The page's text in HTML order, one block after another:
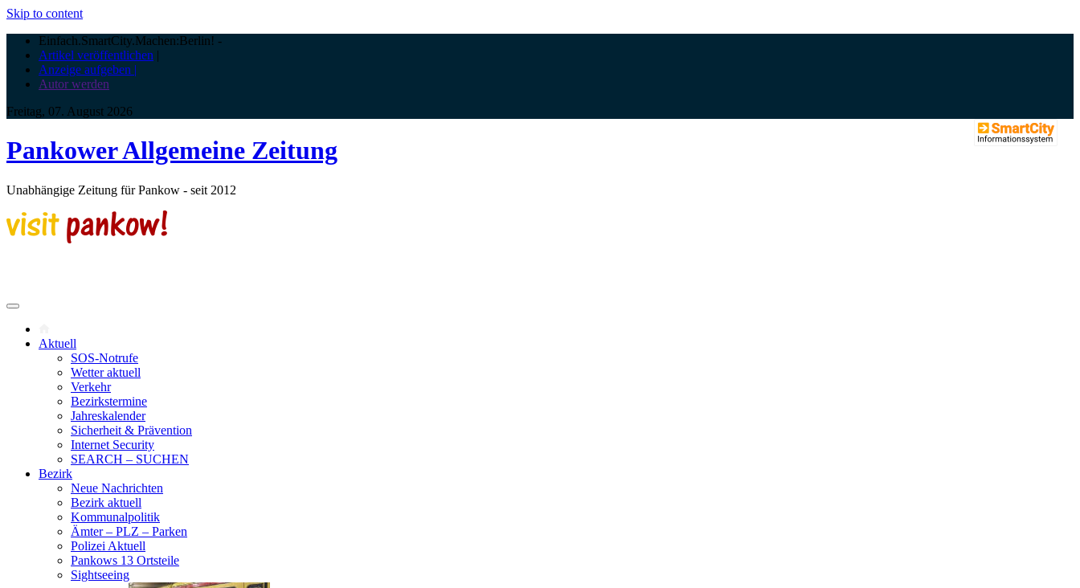
Skip to content
Einfach.SmartCity.Machen:Berlin! -
Artikel veröffentlichen |
Anzeige aufgeben |
Autor werden
Freitag, 07. August 2026
Pankower Allgemeine Zeitung
Unabhängige Zeitung für Pankow - seit 2012
Aktuell
SOS-Notrufe
Wetter aktuell
Verkehr
Bezirkstermine
Jahreskalender
Sicherheit & Prävention
Internet Security
SEARCH – SUCHEN
Bezirk
Neue Nachrichten
Bezirk aktuell
Kommunalpolitik
Ämter – PLZ – Parken
Polizei Aktuell
Pankows 13 Ortsteile
Sightseeing